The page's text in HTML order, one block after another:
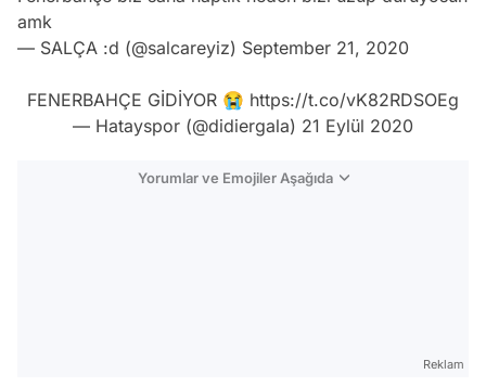
amk
— SALÇA :d (@salcareyiz) September 21, 2020
FENERBAHÇE GİDİYOR 😭 https://t.co/vK82RDSOEg
— Hatayspor (@didiergala) 21 Eylül 2020
Yorumlar ve Emojiler Aşağıda
Reklam